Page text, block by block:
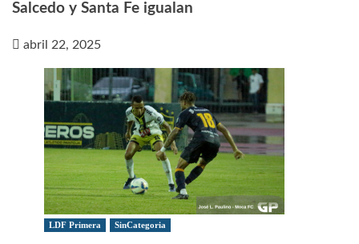
Salcedo y Santa Fe igualan
abril 22, 2025
LDF Primera SinCategoria